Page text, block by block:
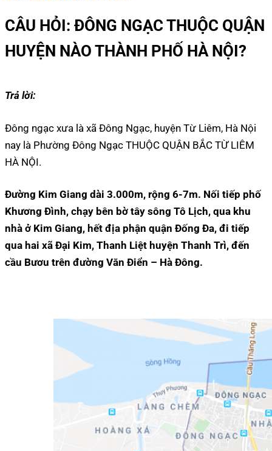
CÂU HỎI: ĐÔNG NGẠC THUỘC QUẬN
HUYỆN NÀO THÀNH PHỐ HÀ NỘI?
Trả lời:
Đông ngạc xưa là xã Đông Ngạc, huyện Từ Liêm, Hà Nội
nay là Phường Đông Ngạc THUỘC QUẬN BẮC TỪ LIÊM
HÀ NỘI.
Đường Kim Giang dài 3.000m, rộng 6-7m. Nối tiếp phố
Khương Đình, chạy bên bờ tây sông Tô Lịch, qua khu
nhà ở Kim Giang, hết địa phận quận Đống Đa, đi tiếp
qua hai xã Đại Kim, Thanh Liệt huyện Thanh Trì, đến
cầu Bươu trên đường Văn Điển – Hà Đông.